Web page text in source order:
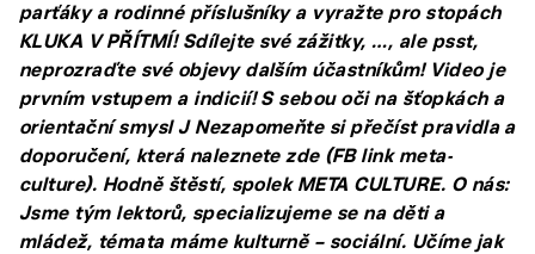
parťáky a rodinné příslušníky a vyražte pro stopách
KLUKA V PŘÍTMÍ! Sdílejte své zážitky, …, ale psst,
neprozraďte své objevy dalším účastníkům! Video je
prvním vstupem a indicií! S sebou oči na šťopkách a
orientační smysl J Nezapomeňte si přečíst pravidla a
doporučení, která naleznete zde (FB link meta-
culture). Hodně štěstí, spolek META CULTURE. O nás:
Jsme tým lektorů, specializujeme se na děti a
mládež, témata máme kulturně – sociální. Učíme jak